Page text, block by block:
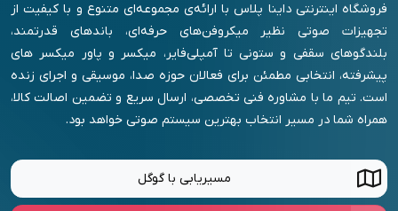
فروشگاه اینترنتی داینا پلاس با ارائه‌ی مجموعه‌ای متنوع و با کیفیت از
تجهیزات صوتی نظیر میکروفن‌های حرفه‌ای، باندهای قدرتمند،
بلندگوهای سقفی و ستونی تا آمپلی‌فایر، میکسر و پاور میکسر های
پیشرفته، انتخابی مطمئن برای فعالان حوزه صدا، موسیقی و اجرای زنده
است. تیم ما با مشاوره فنی تخصصی، ارسال سریع و تضمین اصالت کالا،
همراه شما در مسیر انتخاب بهترین سیستم صوتی خواهد بود.
مسیریابی با گوگل